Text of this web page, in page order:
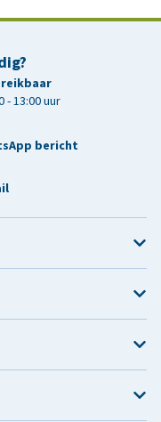
- 13:00 uur
bericht